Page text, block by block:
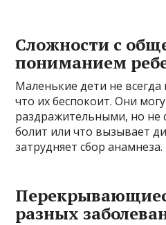
Сложности с
пониманием
Маленькие дети не всегда
что их беспокоит. Они
раздражительными, но не
болит или что вызывает
затрудняет сбор анамнеза.
разных